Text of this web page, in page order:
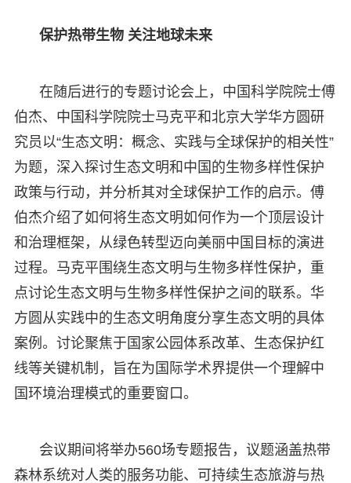
保护热带生物 关注地球未来
在随后进行的专题讨论会上，中国科学院院士傅
伯杰、中国科学院院士马克平和北京大学华方圆研
究员以“生态文明：概念、实践与全球保护的相关性”
为题，深入探讨生态文明和中国的生物多样性保护
政策与行动，并分析其对全球保护工作的启示。傅
伯杰介绍了如何将生态文明如何作为一个顶层设计
和治理框架，从绿色转型迈向美丽中国目标的演进
过程。马克平围绕生态文明与生物多样性保护，重
点讨论生态文明与生物多样性保护之间的联系。华
方圆从实践中的生态文明角度分享生态文明的具体
案例。讨论聚焦于国家公园体系改革、生态保护红
线等关键机制，旨在为国际学术界提供一个理解中
国环境治理模式的重要窗口。
会议期间将举办560场专题报告，议题涵盖热带
森林系统对人类的服务功能、可持续生态旅游与热